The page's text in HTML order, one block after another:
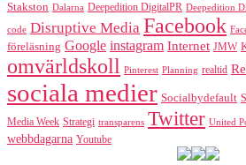
Stakston Dalarna Deepedition DigitalPR Deepedition
code Disruptive Media Facebook
föreläsning Google instagram Internet JMW
omvärldskoll Pinterest Planning realtid
sociala medier Socialbydefault
Media Week Strategi transparens Twitter United
webbdagarna Youtube